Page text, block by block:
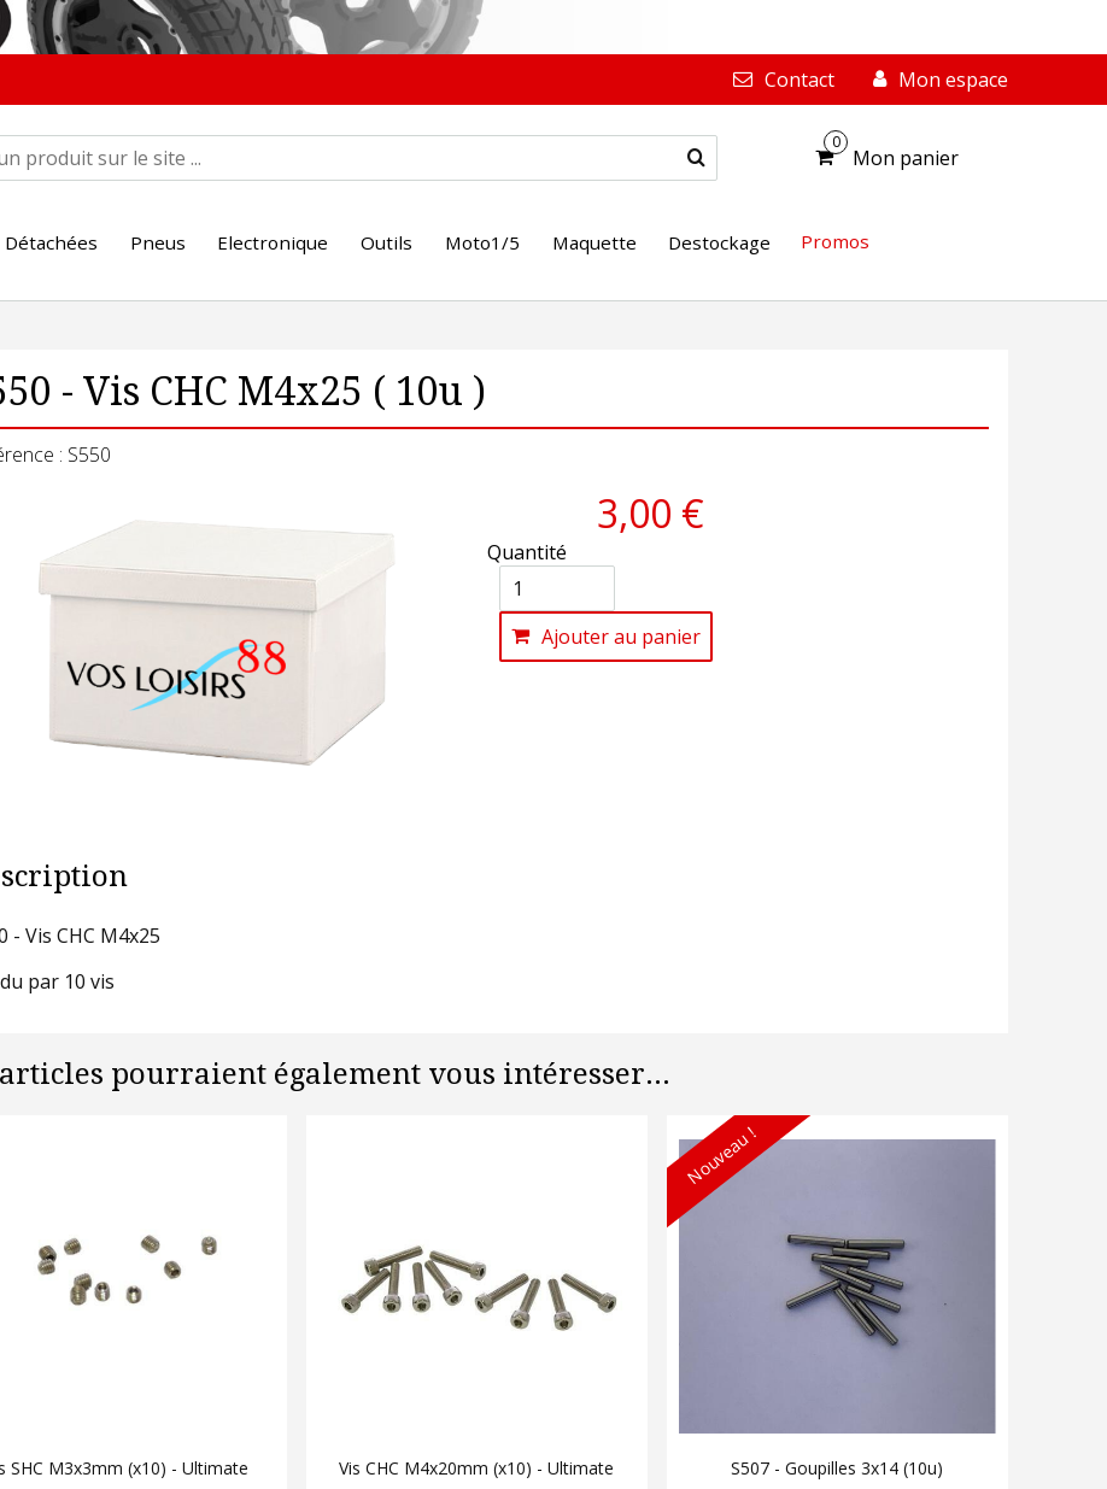
Contact Mon espace
0
Mon panier
Détachées Pneus Electronique Outils Moto1/5 Maquette Destockage
Promos
- Vis CHC M4x25 ( 10u )
: S550
3,00 €
Quantité
Ajouter au panier
- Vis CHC M4x25
par 10 vis
articles pourraient également vous intéresser...
SHC M3x3mm (x10) - Ultimate Vis CHC M4x20mm (x10) - Ultimate
Nouveau !
S507 - Goupilles 3x14 (10u)